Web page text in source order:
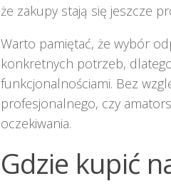
że zakupy stają się jeszcze
Warto pamiętać, że wybór
konkretnych potrzeb,
funkcjonalnościami. Bez
profesjonalnego, czy
oczekiwania.
Gdzie kupić